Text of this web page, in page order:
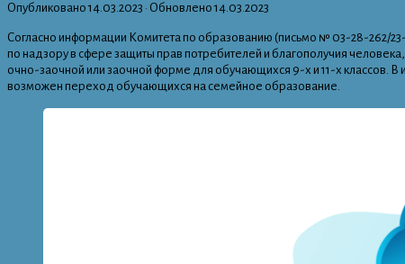
Опубликовано 14.03.2023 · Обновлено 14.03.2023
Согласно информации Комитета по образованию (письмо № 03-28-262/
по надзору в сфере защиты прав потребителей и благополучия
очно-заочной или заочной форме для обучающихся 9-х и 11-х классов.
возможен переход обучающихся на семейное образование.